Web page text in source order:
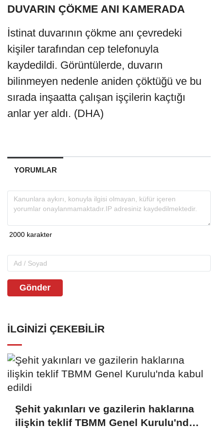
DUVARIN ÇÖKME ANI KAMERADA
İstinat duvarının çökme anı çevredeki
kişiler tarafından cep telefonuyla
kaydedildi. Görüntülerde, duvarın
bilinmeyen nedenle aniden çöktüğü ve bu
sırada inşaatta çalışan işçilerin kaçtığı
anlar yer aldı. (DHA)
YORUMLAR
Gönder
İLGINIZI ÇEKEBILIR
Şehit yakınları ve gazilerin haklarına
ilişkin teklif TBMM Genel Kurulu'nda